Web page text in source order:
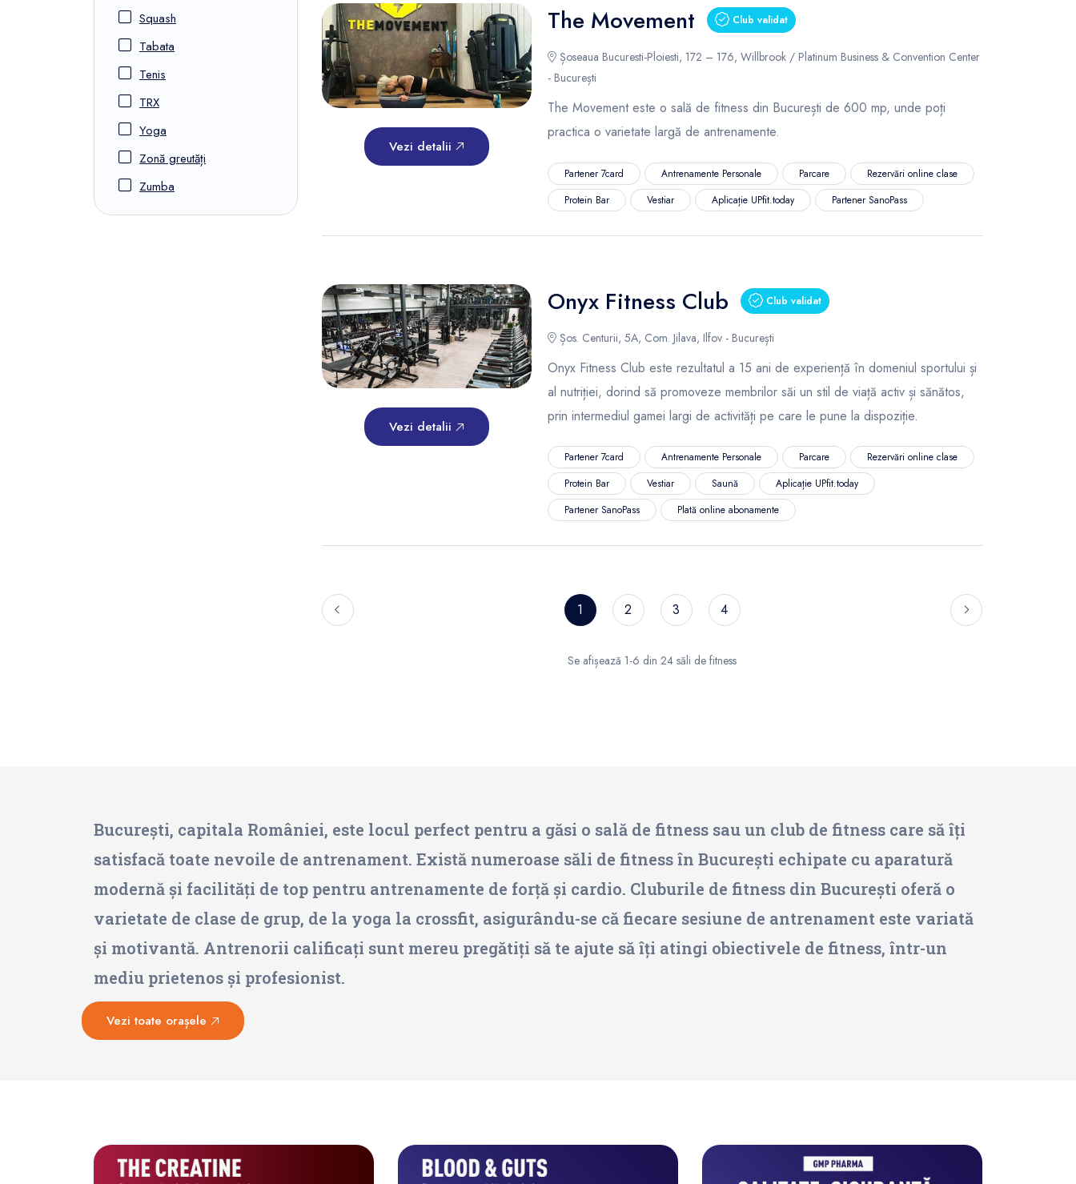
Squash
Tabata
Tenis
TRX
Yoga
Zonă greutăți
Zumba
Vezi detalii
The Movement Club validat
Șoseaua Bucuresti-Ploiesti, 172 – 176, Willbrook / Platinum Business & Convention Center
- București
The Movement este o sală de fitness din București de 600 mp, unde poți
practica o varietate largă de antrenamente.
Partener 7card Antrenamente Personale Parcare
Rezervări online clase
Protein Bar
Vestiar Aplicație UPfit.today Partener SanoPass
Vezi detalii
Onyx Fitness Club Club validat
Șos. Centurii, 5A, Com. Jilava, Ilfov - București
Onyx Fitness Club este rezultatul a 15 ani de experiență în domeniul sportului și
al nutriției, dorind să promoveze membrilor săi un stil de viață activ și sănătos,
prin intermediul gamei largi de activități pe care le pune la dispoziție.
Partener 7card Antrenamente Personale Parcare
Rezervări online clase
Protein Bar
Vestiar Saună
Aplicație UPfit.today
Partener SanoPass
Plată online abonamente
1 2 3 4
Se afișează 1-6 din 24 săli de fitness
București, capitala României, este locul perfect pentru a găsi o sală de fitness sau un club de fitness care să îți
satisfacă toate nevoile de antrenament. Există numeroase săli de fitness în București echipate cu aparatură
modernă și facilități de top pentru antrenamente de forță și cardio. Cluburile de fitness din București oferă o
varietate de clase de grup, de la yoga la crossfit, asigurându-se că fiecare sesiune de antrenament este variată
și motivantă. Antrenorii calificați sunt mereu pregătiți să te ajute să îți atingi obiectivele de fitness, într-un
mediu prietenos și profesionist.
Vezi toate orașele